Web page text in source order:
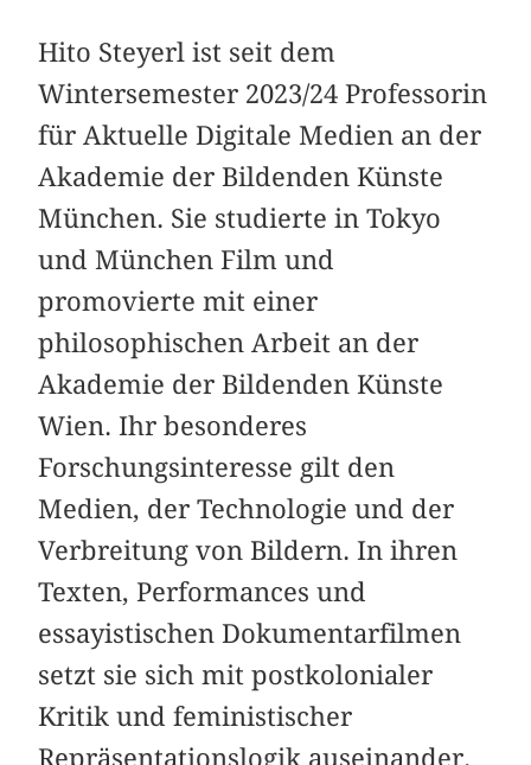
Hito Steyerl ist seit dem
Wintersemester 2023/24 Professorin
für Aktuelle Digitale Medien an der
Akademie der Bildenden Künste
München. Sie studierte in Tokyo
und München Film und
promovierte mit einer
philosophischen Arbeit an der
Akademie der Bildenden Künste
Wien. Ihr besonderes
Forschungsinteresse gilt den
Medien, der Technologie und der
Verbreitung von Bildern. In ihren
Texten, Performances und
essayistischen Dokumentarfilmen
setzt sie sich mit postkolonialer
Kritik und feministischer
Repräsentationslogik auseinander.